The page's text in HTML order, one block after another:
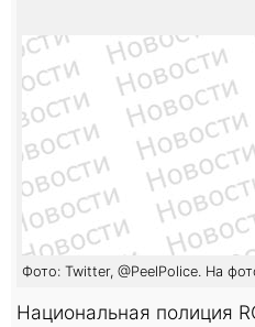
Фото: Twitter, @PeelPolice. На
Национальная полиция